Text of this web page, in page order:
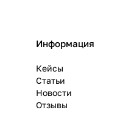
Информация
Кейсы
Статьи
Новости
Отзывы